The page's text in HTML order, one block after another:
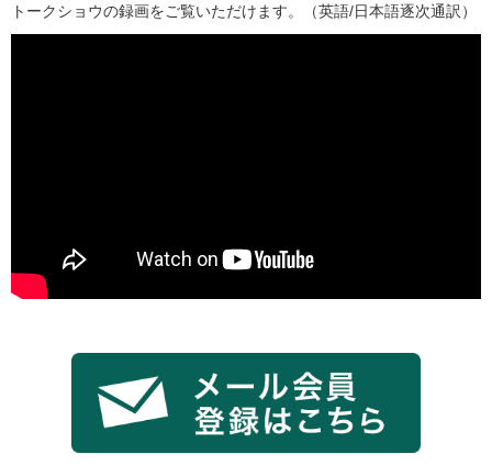
トークショウの録画をご覧いただけます。（英語/日本語逐次通訳）